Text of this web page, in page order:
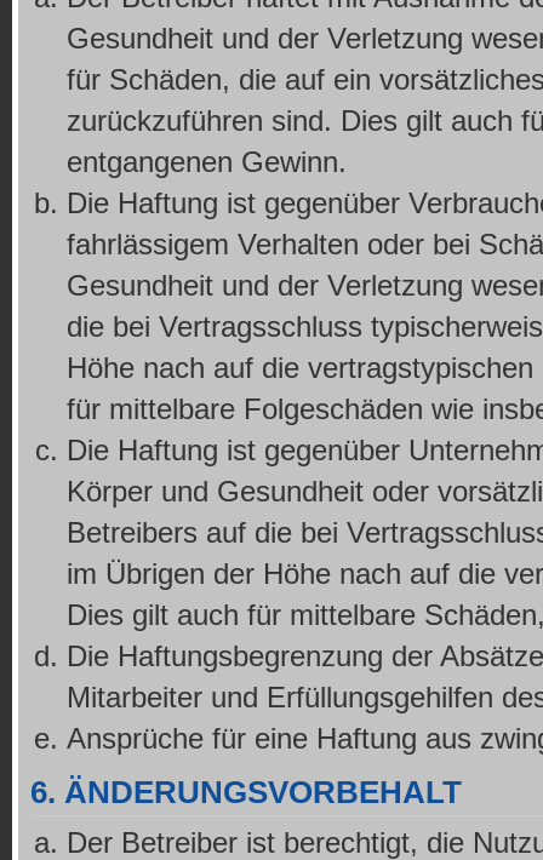
Gesundheit und der Verletzung
für Schäden, die auf ein
zurückzuführen sind. Dies gilt auch
entgangenen Gewinn.
Die Haftung ist gegenüber
fahrlässigem Verhalten oder bei
Gesundheit und der Verletzung
die bei Vertragsschluss
Höhe nach auf die
für mittelbare Folgeschäden wie
Die Haftung ist gegenüber
Körper und Gesundheit oder
Betreibers auf die bei
im Übrigen der Höhe nach auf die
Dies gilt auch für mittelbare
Die Haftungsbegrenzung der
Mitarbeiter und Erfüllungsgehilfen
Ansprüche für eine Haftung aus
6. ÄNDERUNGSVORBEHALT
Der Betreiber ist berechtigt, die